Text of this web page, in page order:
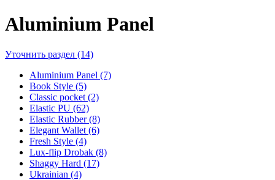
Aluminium Panel
Уточнить раздел (14)
Aluminium Panel (7)
Book Style (5)
Classic pocket (2)
Elastic PU (62)
Elastic Rubber (8)
Elegant Wallet (6)
Fresh Style (4)
Lux-flip Drobak (8)
Shaggy Hard (17)
Ukrainian (4)